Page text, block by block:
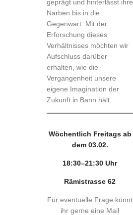
geprägt und hinterlässt ihre
Narben bis in die
Gegenwart. Mit der
Erforschung dieses
Verhältnisses möchten wir
Aufschluss darüber
erhalten, wie die
Vergangenheit unsere
eigene Imagination der
Zukunft in Bann hält.
Wöchentlich Freitags ab
dem 03.02.
18:30–21:30 Uhr
Rämistrasse 62
Für eventuelle Frage könnt
ihr gerne eine Mail